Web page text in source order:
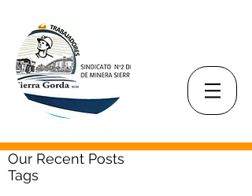
Our Recent Posts
Tags